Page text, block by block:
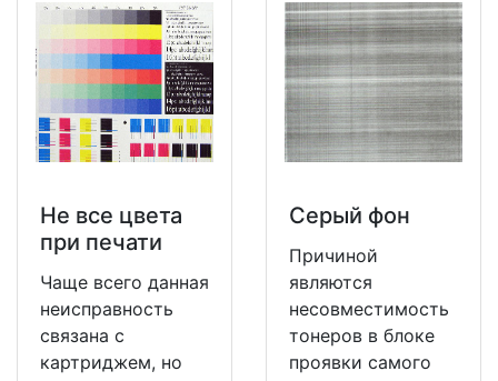
Не все цвета
при печати
Чаще всего данная
неисправность
связана с
картриджем, но
Серый фон
Причиной
являются
несовместимость
тонеров в блоке
проявки самого